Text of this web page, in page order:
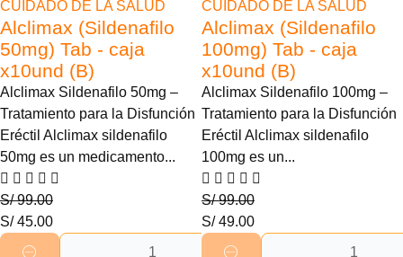
CUIDADO DE LA SALUD
Alclimax (Sildenafilo
50mg) Tab - caja
x10und (B)
Alclimax Sildenafilo 50mg –
Tratamiento para la Disfunción
Eréctil Alclimax sildenafilo
50mg es un medicamento...
S/99.00
S/45.00
CUIDADO DE LA SALUD
Alclimax (Sildenafilo
100mg) Tab - caja
x10und (B)
Alclimax Sildenafilo 100mg –
Tratamiento para la Disfunción
Eréctil Alclimax sildenafilo
100mg es un...
S/99.00
S/49.00